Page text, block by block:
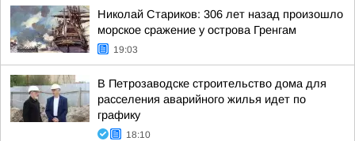
Николай Стариков: 306 лет назад произошло
морское сражение у острова Гренгам
19:03
В Петрозаводске строительство дома для
расселения аварийного жилья идет по
графику
18:10